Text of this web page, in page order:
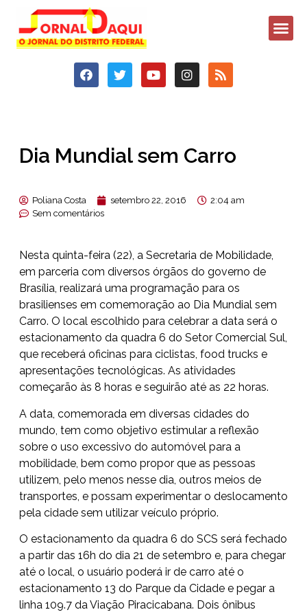
Dia Mundial sem Carro
Poliana Costa setembro 22, 2016
2:04 am
Sem comentários
Nesta quinta-feira (22), a Secretaria de Mobilidade,
em parceria com diversos órgãos do governo de
Brasília, realizará uma programação para os
brasilienses em comemoração ao Dia Mundial sem
Carro. O local escolhido para celebrar a data será o
estacionamento da quadra 6 do Setor Comercial Sul,
que receberá oficinas para ciclistas, food trucks e
apresentações tecnológicas. As atividades
começarão às 8 horas e seguirão até as 22 horas.
A data, comemorada em diversas cidades do
mundo, tem como objetivo estimular a reflexão
sobre o uso excessivo do automóvel para a
mobilidade, bem como propor que as pessoas
utilizem, pelo menos nesse dia, outros meios de
transportes, e possam experimentar o deslocamento
pela cidade sem utilizar veículo próprio.
O estacionamento da quadra 6 do SCS será fechado
a partir das 16h do dia 21 de setembro e, para chegar
até o local, o usuário poderá ir de carro até o
estacionamento 13 do Parque da Cidade e pegar a
linha 109.7 da Viação Piracicabana. Dois ônibus